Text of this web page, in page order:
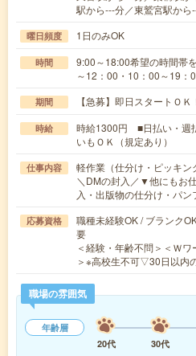
駅から---分／東鷲宮駅から
曜日頻度 1日のみOK
時間
9:00～18:00希望の時間帯
～12：00・10：00～19：
期間 【急募】即日スタートＯ
時給
時給1300円 ■日払い・週
いもＯＫ（規定あり）
仕事内容
軽作業（仕分け・ピッキン
＼DMの封入／▼他にもお
入・出版物の仕分け・パ
応募資格
職種未経験OK / ブランク
要
＜経験・年齢不問＞＜Ｗ
＞※高校生不可▽30日以内
職場の雰囲気
年齢層
20代
30代